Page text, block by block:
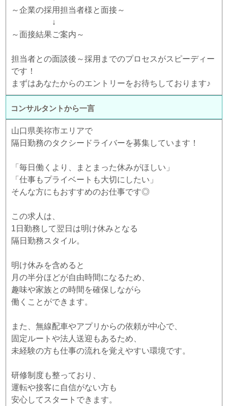
～企業の採用担当者様と面接～
↓
～面接結果ご案内～
担当者との面談後～採用までのプロセスがスピーディー
です！
まずはあなたからのエントリーをお待ちしております♪
コンサルタントから一言
山口県美祢市エリアで
隔日勤務のタクシードライバーを募集しています！
「毎日働くより、まとまった休みがほしい」
「仕事もプライベートも大切にしたい」
そんな方にもおすすめのお仕事です◎
この求人は、
1日勤務して翌日は明け休みとなる
隔日勤務スタイル。
明け休みを含めると
月の半分ほどが自由時間になるため、
趣味や家族との時間を確保しながら
働くことができます。
また、無線配車やアプリからの依頼が中心で、
固定ルートや法人送迎もあるため、
未経験の方も仕事の流れを覚えやすい環境です。
研修制度も整っており、
運転や接客に自信がない方も
安心してスタートできます。